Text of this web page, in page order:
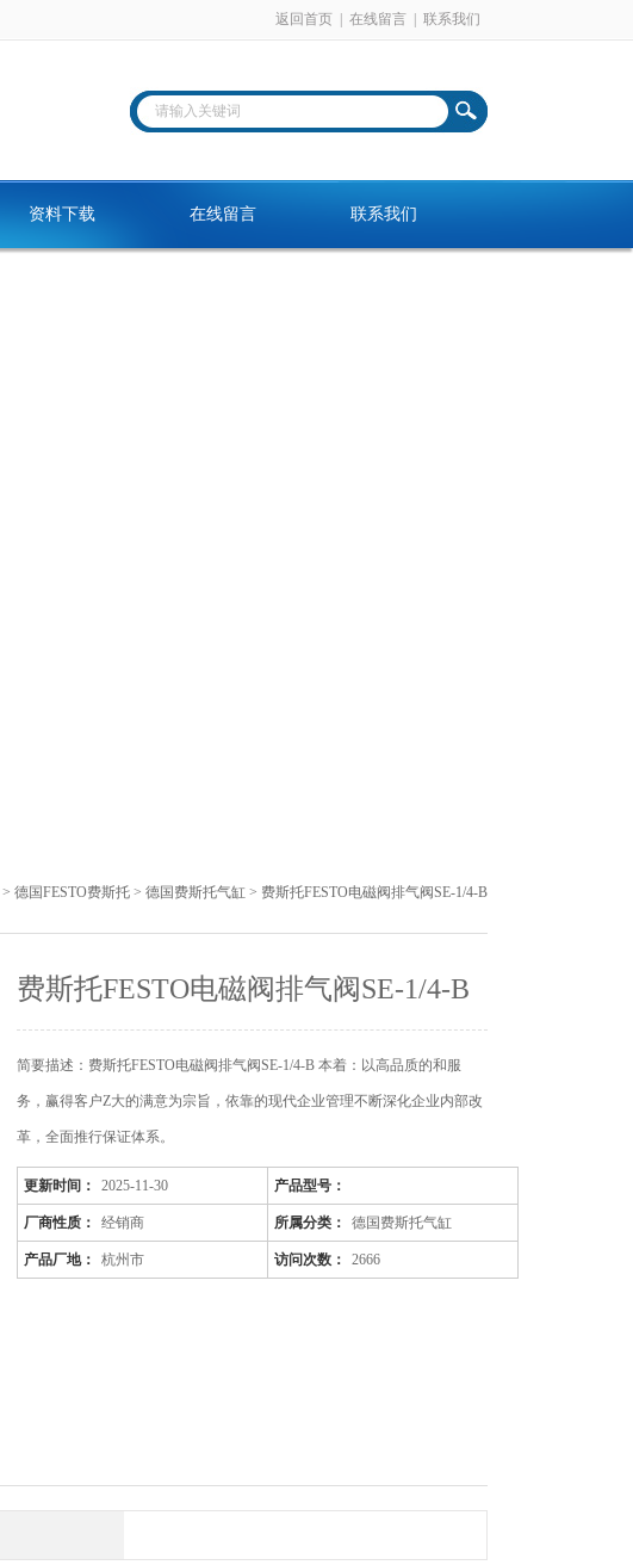
返回首页 在线留言 联系我们
资料下载 在线留言 联系我们
> 德国FESTO费斯托 > 德国费斯托气缸 > 费斯托FESTO电磁阀排气阀SE-1/4-B
费斯托FESTO电磁阀排气阀SE-1/4-B
简要描述：费斯托FESTO电磁阀排气阀SE-1/4-B 本着：以高品质的和服
务，赢得客户Z大的满意为宗旨，依靠的现代企业管理不断深化企业内部改
革，全面推行保证体系。
更新时间： 2025-11-30 产品型号：
厂商性质： 经销商 所属分类： 德国费斯托气缸
产品厂地： 杭州市 访问次数： 2666